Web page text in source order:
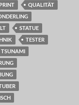
PRINT
QUALITÄT
STATUE
TESTER
TSUNAMI